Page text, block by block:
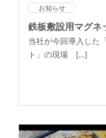
お知らせ
鉄板敷設用マグネ
当社が今回導入した
ト」の現場 […]